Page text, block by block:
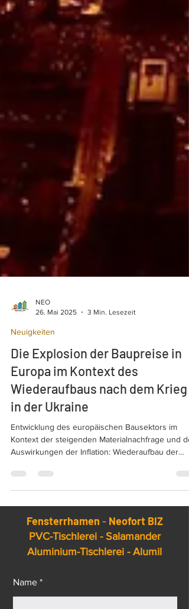
26. Mai 2025
Neuigkeiten
Die Explosion der Baupreise in
Europa im Kontext des
Wiederaufbaus nach dem Krieg
in der Ukraine
Entwicklung des europäischen Bausektors im
Kontext der steigenden Materialnachfrage und
Auswirkungen der Inflation: Wiederaufbau der
Fensterrhamen -Neofort BIZ
PVC-Tischlerei - Salamander
Name *